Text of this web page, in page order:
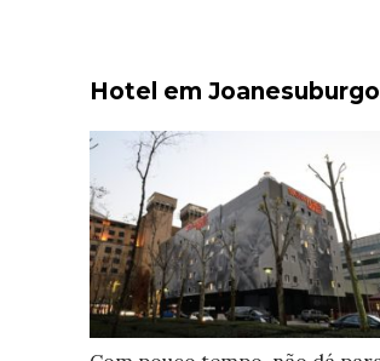
Hotel em Joanesuburgo